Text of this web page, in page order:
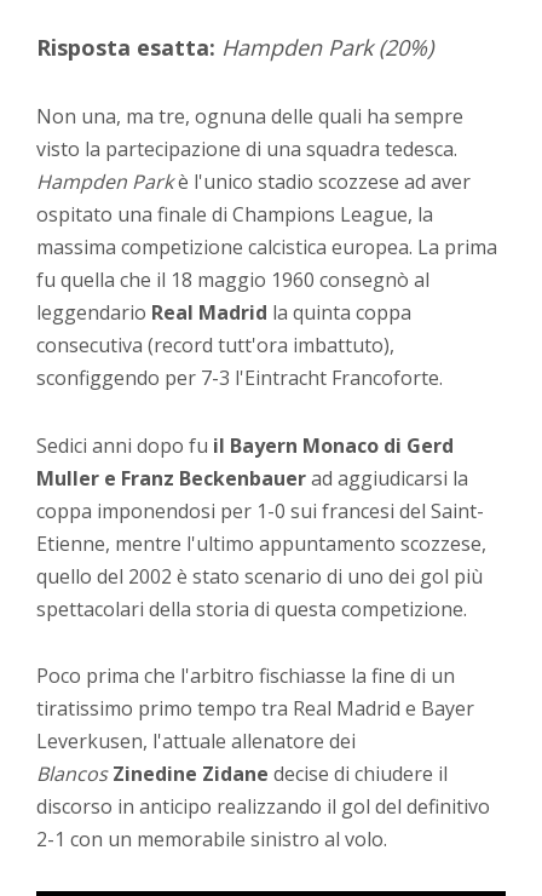
Risposta esatta: Hampden Park (20%)
Non una, ma tre, ognuna delle quali ha sempre
visto la partecipazione di una squadra tedesca.
Hampden Parkè l'unico stadio scozzese ad aver
ospitato una finale di Champions League, la
massima competizione calcistica europea. La prima
fu quella che il 18 maggio 1960 consegnò al
leggendario Real Madrid la quinta coppa
consecutiva (record tutt'ora imbattuto),
sconfiggendo per 7-3 l'Eintracht Francoforte.
Sedici anni dopo fu il Bayern Monaco di Gerd
Muller e Franz Beckenbauerad aggiudicarsi la
coppa imponendosi per 1-0 sui francesi del Saint-
Etienne, mentre l'ultimo appuntamento scozzese,
quello del 2002 è stato scenario di uno dei gol più
spettacolari della storia di questa competizione.
Poco prima che l'arbitro fischiasse la fine di un
tiratissimo primo tempo tra Real Madrid e Bayer
Leverkusen, l'attuale allenatore dei
Blancos Zinedine Zidane decise di chiudere il
discorso in anticipo realizzando il gol del definitivo
2-1 con un memorabile sinistro al volo.